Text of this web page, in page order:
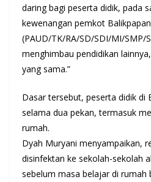
daring bagi peserta didik, pada
kewenangan pemkot Balikpapan
(PAUD/TK/RA/SD/SDI/MI/SMP/
menghimbau pendidikan
yang sama.”
Dasar tersebut, peserta didik di
selama dua pekan, termasuk
rumah.
Dyah Muryani menyampaikan,
disinfektan ke sekolah-sekolah
sebelum masa belajar di rumah